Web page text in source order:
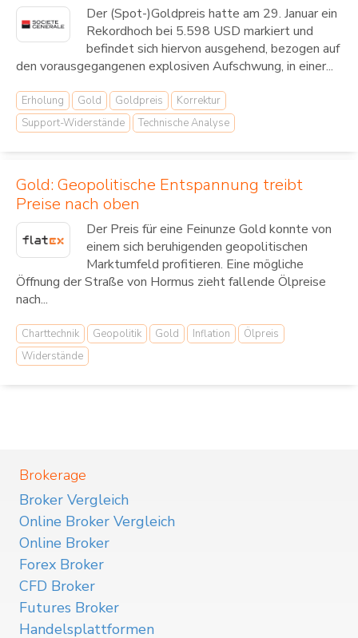
Der (Spot-)Goldpreis hatte am 29. Januar ein
Rekordhoch bei 5.598 USD markiert und
befindet sich hiervon ausgehend, bezogen auf
den vorausgegangenen explosiven Aufschwung, in einer...
Erholung Gold Goldpreis
Korrektur
Support-Widerstände
Technische Analyse
Gold: Geopolitische Entspannung treibt
Preise nach oben
Der Preis für eine Feinunze Gold konnte von
einem sich beruhigenden geopolitischen
Marktumfeld profitieren. Eine mögliche
Öffnung der Straße von Hormus zieht fallende Ölpreise
nach...
Charttechnik Geopolitik Gold Inflation
Ölpreis
Widerstände
Brokerage
Broker Vergleich
Online Broker Vergleich
Online Broker
Forex Broker
CFD Broker
Futures Broker
Handelsplattformen